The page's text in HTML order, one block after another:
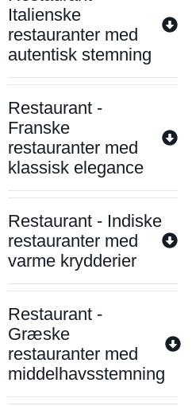
Italienske
restauranter med
autentisk stemning
Restaurant -
Franske
restauranter med
klassisk elegance
Restaurant - Indiske
restauranter med
varme krydderier
Restaurant -
Græske
restauranter med
middelhavsstemning